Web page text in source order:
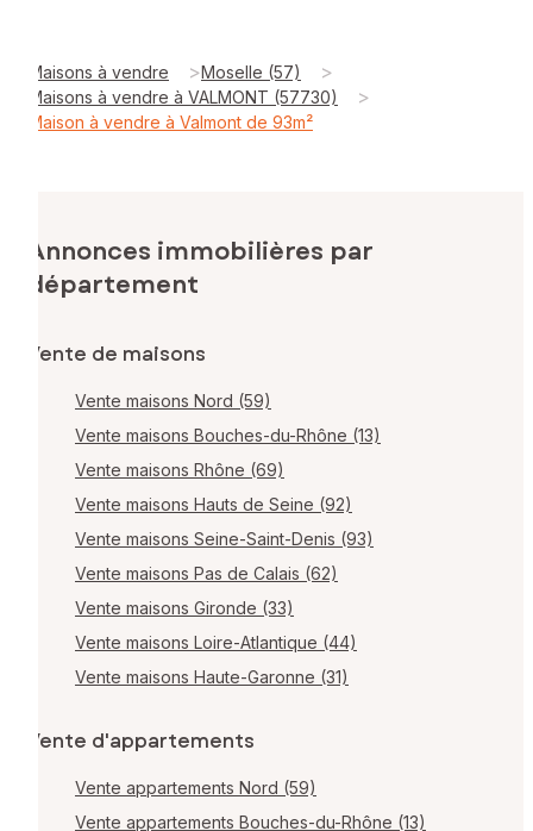
Maisons à vendre >Moselle (57) >
Maisons à vendre à VALMONT (57730) >
Maison à vendre à Valmont de 93m²
Annonces immobilières par
département
Vente de maisons
Vente maisons Nord (59)
Vente maisons Bouches-du-Rhône (13)
Vente maisons Rhône (69)
Vente maisons Hauts de Seine (92)
Vente maisons Seine-Saint-Denis (93)
Vente maisons Pas de Calais (62)
Vente maisons Gironde (33)
Vente maisons Loire-Atlantique (44)
Vente maisons Haute-Garonne (31)
Vente d'appartements
Vente appartements Nord (59)
Vente appartements Bouches-du-Rhône (13)